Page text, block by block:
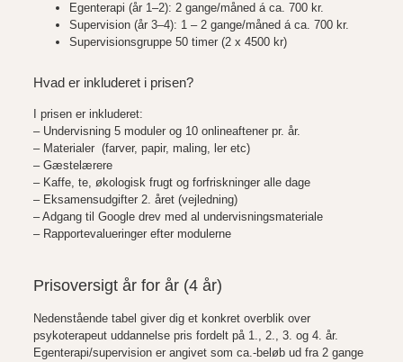
Egenterapi (år 1–2): 2 gange/måned á ca. 700 kr.
Supervision (år 3–4): 1 – 2 gange/måned á ca. 700 kr.
Supervisionsgruppe 50 timer (2 x 4500 kr)
Hvad er inkluderet i prisen?
I prisen er inkluderet:
– Undervisning 5 moduler og 10 onlineaftener pr. år.
– Materialer (farver, papir, maling, ler etc)
– Gæstelærere
– Kaffe, te, økologisk frugt og forfriskninger alle dage
– Eksamensudgifter 2. året (vejledning)
– Adgang til Google drev med al undervisningsmateriale
– Rapportevalueringer efter modulerne
Prisoversigt år for år (4 år)
Nedenstående tabel giver dig et konkret overblik over
psykoterapeut uddannelse pris fordelt på 1., 2., 3. og 4. år.
Egenterapi/supervision er angivet som ca.-beløb ud fra 2 gange